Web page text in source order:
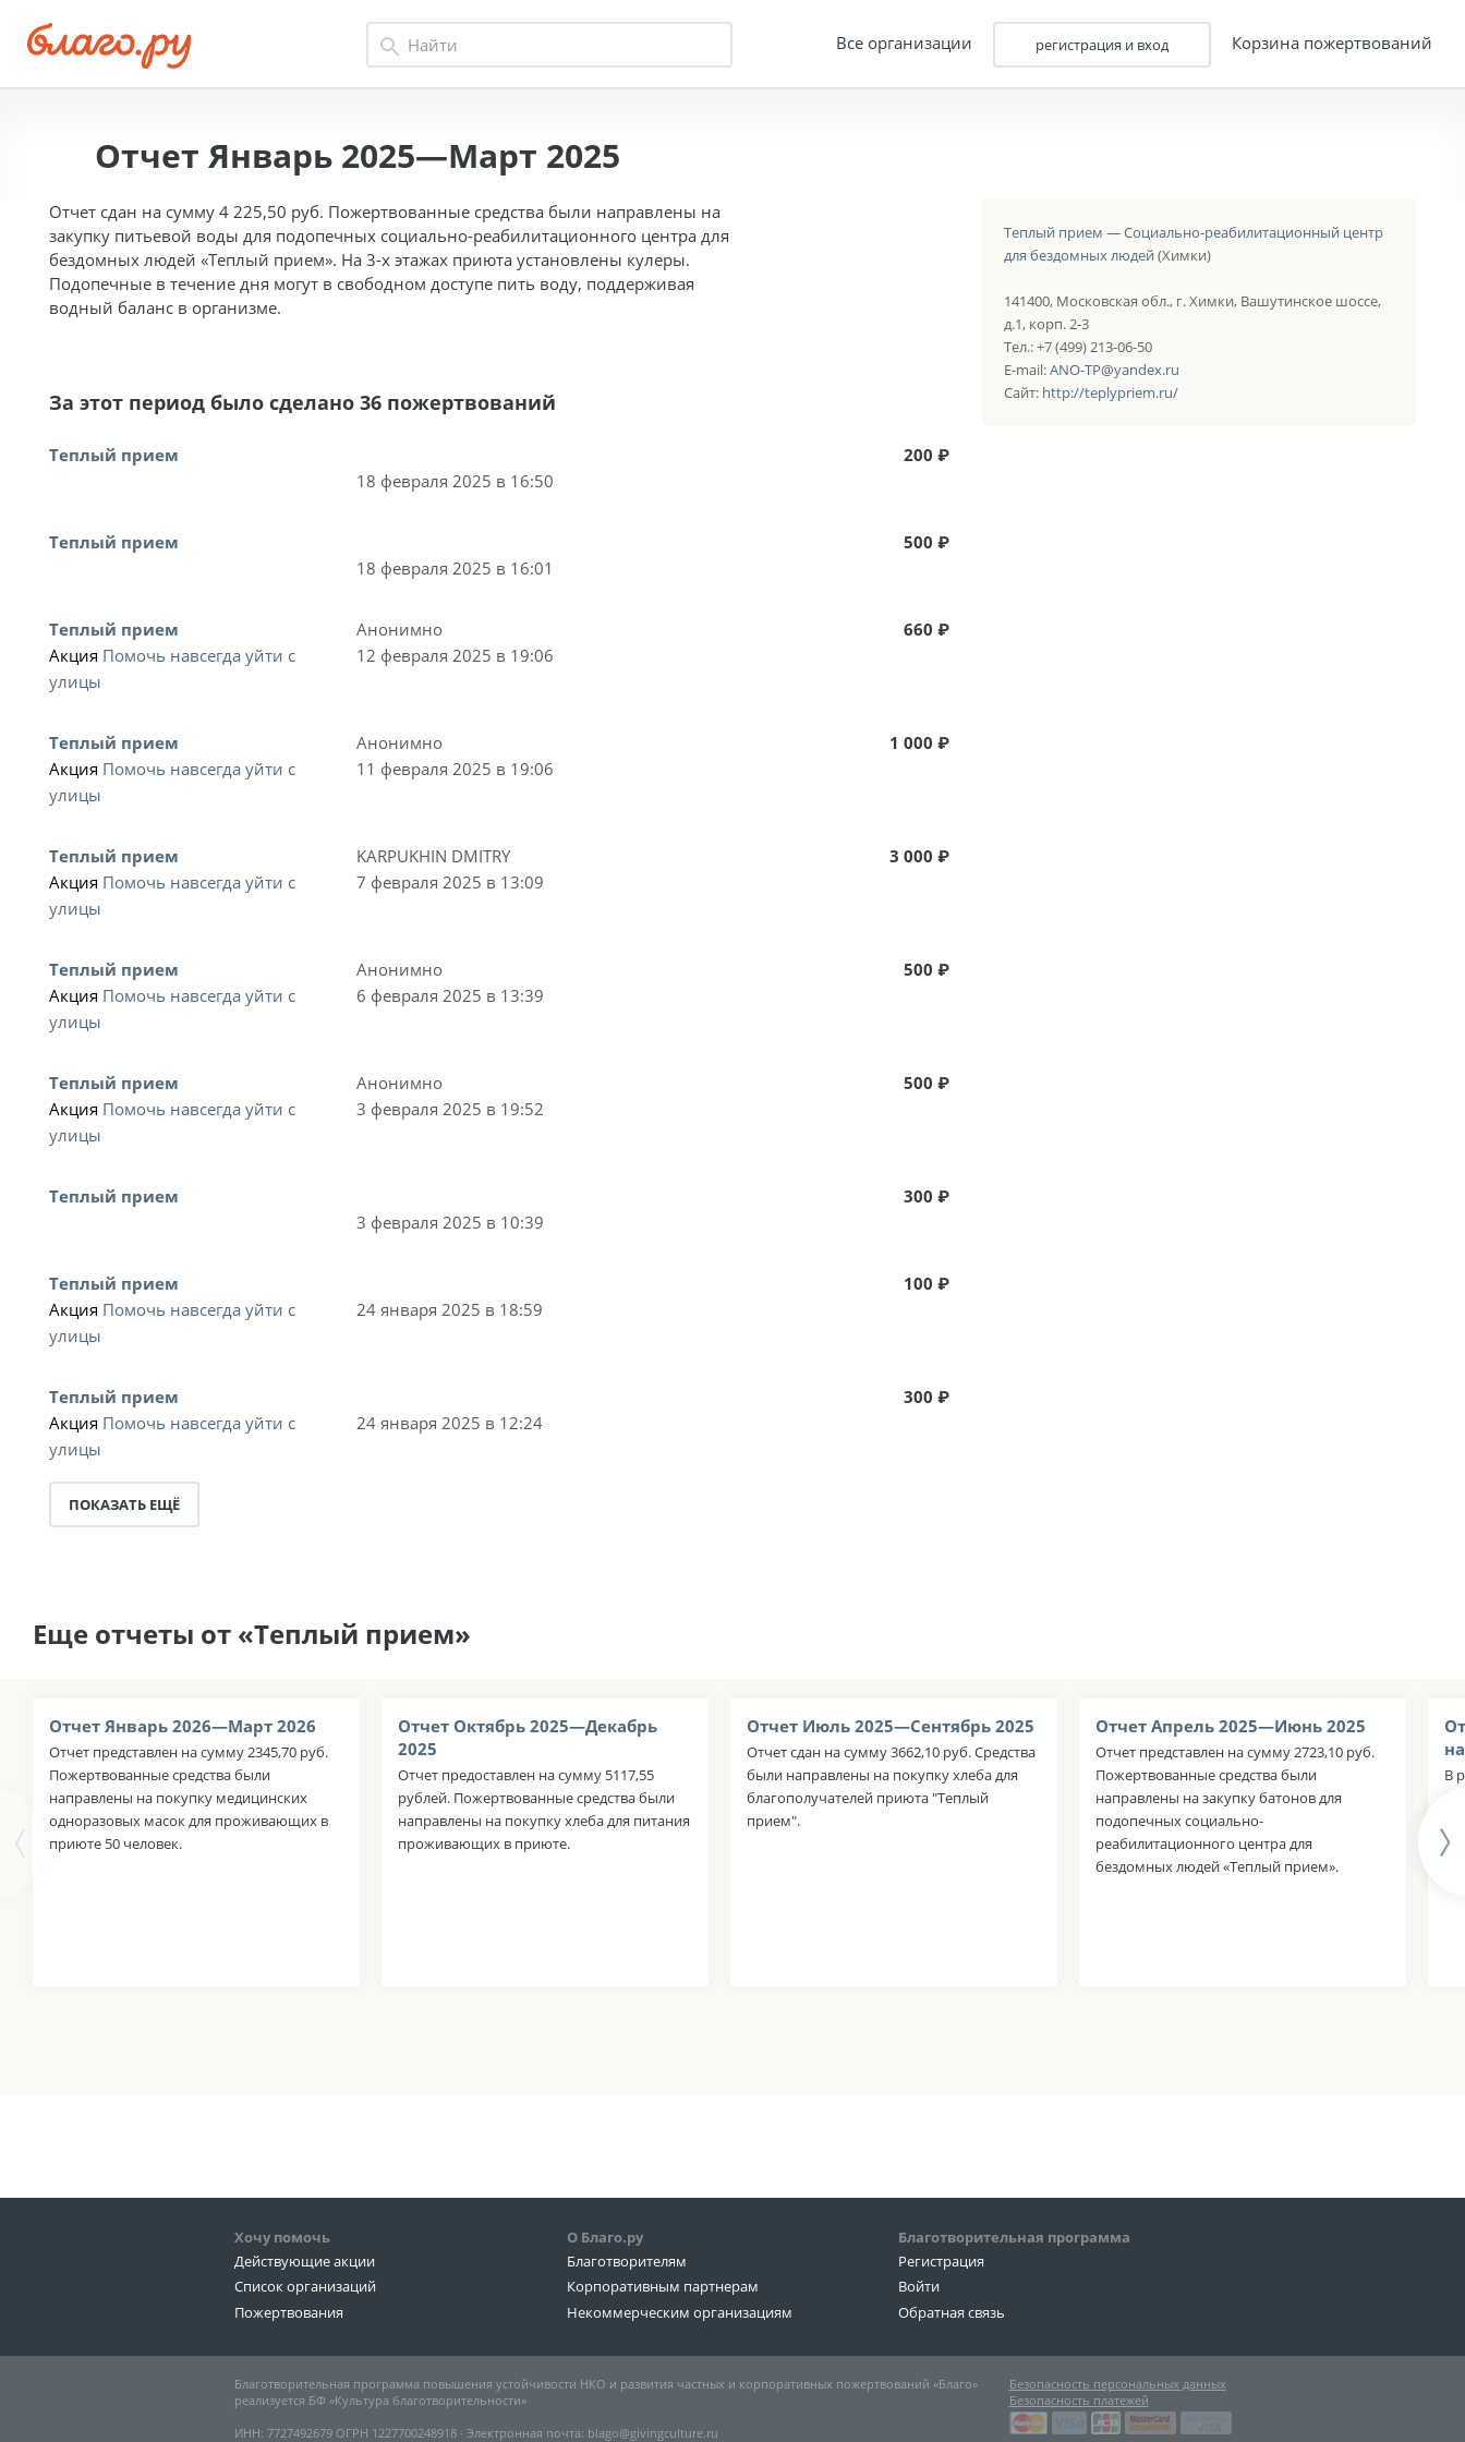
Все организации регистрация и вход Корзина пожертвований
Отчет Январь 2025—Март 2025
Отчет сдан на сумму 4 225,50 руб. Пожертвованные средства были направлены на
закупку питьевой воды для подопечных социально-реабилитационного центра для
бездомных людей «Теплый прием». На 3-х этажах приюта установлены кулеры.
Подопечные в течение дня могут в свободном доступе пить воду, поддерживая
водный баланс в организме.
За этот период было сделано 36 пожертвований
Теплый прием
18 февраля 2025 в 16:50
200 ₽
Теплый прием
18 февраля 2025 в 16:01
500 ₽
Теплый прием
Акция Помочь навсегда уйти с
улицы
Анонимно
12 февраля 2025 в 19:06
660 ₽
Теплый прием
Акция Помочь навсегда уйти с
улицы
Анонимно
11 февраля 2025 в 19:06
1 000 ₽
Теплый прием
Акция Помочь навсегда уйти с
улицы
KARPUKHIN DMITRY
7 февраля 2025 в 13:09
3 000 ₽
Теплый прием
Акция Помочь навсегда уйти с
улицы
Анонимно
6 февраля 2025 в 13:39
500 ₽
Теплый прием
Акция Помочь навсегда уйти с
улицы
Анонимно
3 февраля 2025 в 19:52
500 ₽
Теплый прием
3 февраля 2025 в 10:39
300 ₽
Теплый прием
Акция Помочь навсегда уйти с
улицы
24 января 2025 в 18:59
100 ₽
Теплый прием
Акция Помочь навсегда уйти с
улицы
24 января 2025 в 12:24
300 ₽
ПОКАЗАТЬ ЕЩЁ
Теплый прием — Социально-реабилитационный центр
для бездомных людей (Химки)
141400, Московская обл., г. Химки, Вашутинское шоссе,
д.1, корп. 2-3
Тел.: +7 (499) 213-06-50
E-mail:ANO-TP@yandex.ru
Сайт: http://teplypriem.ru/
Еще отчеты от «Теплый прием»
Отчет Январь 2026—Март 2026
Отчет представлен на сумму 2345,70 руб.
Пожертвованные средства были
направлены на покупку медицинских
одноразовых масок для проживающих в
приюте 50 человек.
Отчет Октябрь 2025—Декабрь
2025
Отчет предоставлен на сумму 5117,55
рублей. Пожертвованные средства были
направлены на покупку хлеба для питания
проживающих в приюте.
Отчет Июль 2025—Сентябрь 2025
Отчет сдан на сумму 3662,10 руб. Средства
были направлены на покупку хлеба для
благополучателей приюта "Теплый
прием".
Отчет Апрель 2025—Июнь 2025
Отчет представлен на сумму 2723,10 руб.
Пожертвованные средства были
направлены на закупку батонов для
подопечных социально-
реабилитационного центра для
бездомных людей «Теплый прием».
В
Хочу помочь
Действующие акции
Список организаций
Пожертвования
О Благо.ру
Благотворителям
Корпоративным партнерам
Некоммерческим организациям
Благотворительная программа
Регистрация
Войти
Обратная связь
Благотворительная программа повышения устойчивости НКО и развития частных и корпоративных пожертвований «Благо»
реализуется БФ «Культура благотворительности»
ИНН: 7727492679 ОГРН 1227700248918 ∙ Электронная почта: blago@givingculture.ru
Безопасность персональных данных
Безопасность платежей